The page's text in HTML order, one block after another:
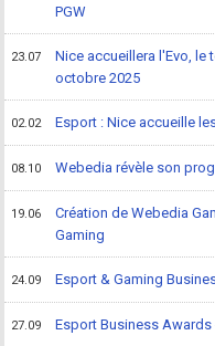
PGW
23.07
Nice accueillera l'Evo, le
octobre 2025
02.02 Esport : Nice accueille
08.10 Webedia révèle son
19.06
Création de Webedia
Gaming
24.09 Esport & Gaming
27.09 Esport Business